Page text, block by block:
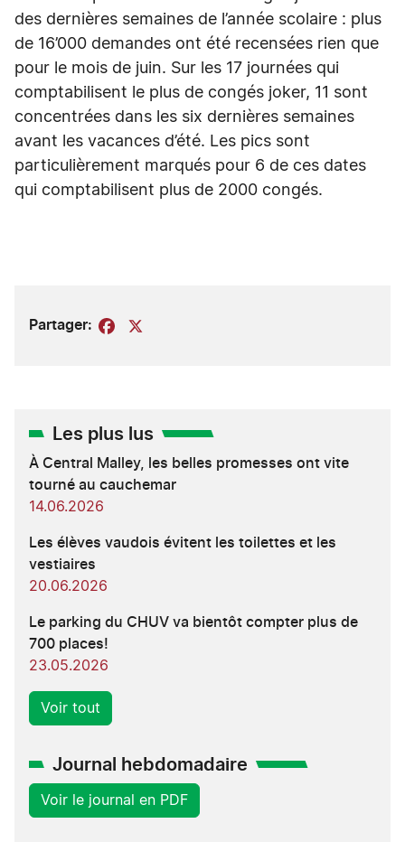
des dernières semaines de l’année scolaire : plus
de 16’000 demandes ont été recensées rien que
pour le mois de juin. Sur les 17 journées qui
comptabilisent le plus de congés joker, 11 sont
concentrées dans les six dernières semaines
avant les vacances d’été. Les pics sont
particulièrement marqués pour 6 de ces dates
qui comptabilisent plus de 2000 congés.
Partager: Facebook
Les plus lus
À Central Malley, les belles promesses ont vite
tourné au cauchemar
14.06.2026
Les élèves vaudois évitent les toilettes et les
vestiaires
20.06.2026
Le parking du CHUV va bientôt compter plus de
700 places!
23.05.2026
Voir tout
Journal hebdomadaire
Voir le journal en PDF